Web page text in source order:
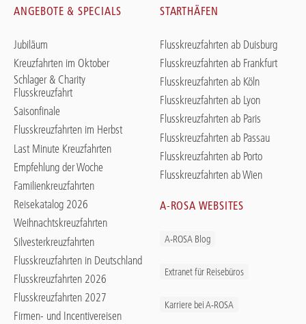
ANGEBOTE & SPECIALS
Jubiläum
Kreuzfahrten im Oktober
Schlager & Charity
Flusskreuzfahrt
Saisonfinale
Flusskreuzfahrten im Herbst
Last Minute Kreuzfahrten
Empfehlung der Woche
Familienkreuzfahrten
Reisekatalog 2026
Weihnachtskreuzfahrten
Silvesterkreuzfahrten
Flusskreuzfahrten in Deutschland
Flusskreuzfahrten 2026
Flusskreuzfahrten 2027
Firmen- und Incentivereisen
STARTHÄFEN
Flusskreuzfahrten ab Duisburg
Flusskreuzfahrten ab Frankfurt
Flusskreuzfahrten ab Köln
Flusskreuzfahrten ab Lyon
Flusskreuzfahrten ab Paris
Flusskreuzfahrten ab Passau
Flusskreuzfahrten ab Porto
Flusskreuzfahrten ab Wien
A-ROSA WEBSITES
A-ROSA Blog
Extranet für Reisebüros
Karriere bei A-ROSA